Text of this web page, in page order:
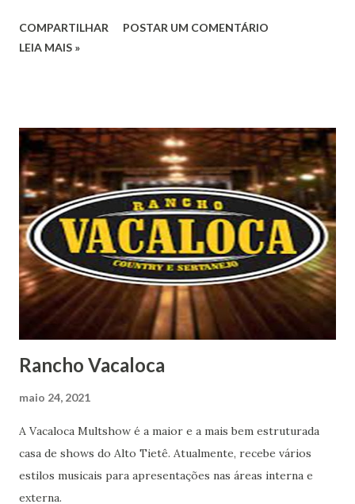
COMPARTILHAR
POSTAR UM COMENTÁRIO
LEIA MAIS »
Rancho Vacaloca
maio 24, 2021
A Vacaloca Multshow é a maior e a mais bem estruturada
casa de shows do Alto Tietê. Atualmente, recebe vários
estilos musicais para apresentações nas áreas interna e
externa.